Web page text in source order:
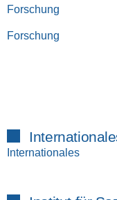
Forschung
Forschung
Internationales